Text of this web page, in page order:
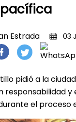
Estrada
03
pidió a la
responsabilidad y
el proceso